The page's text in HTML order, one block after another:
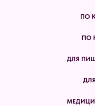
ПО
ПО
ДЛЯ